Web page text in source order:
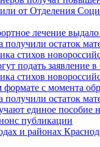
от Отделения
лечение
остаток
стихов
подать
стихов
формате с момента
остаток
единое пособие
публикации
и районах